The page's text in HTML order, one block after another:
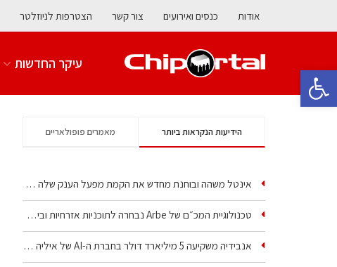
פתח סרגל נגישות
אודות כנסים ואירועים צור קשר הצטרפות לניוזלטר
עיקר החדשות
הידיעות הנקראות ביותר מאמרים פופולאריים
אינטל משהה ובוחנת מחדש את הקמת מפעל הענק שלה בקריית גת
טכנולוגיית המכ״ם של Arbe נבחרה לתוכניות אזרחיות וביטחוניות
אנבידיה משקיעה 5 מיליארד דולר בחברת ה-AI של איליה סוצקבר